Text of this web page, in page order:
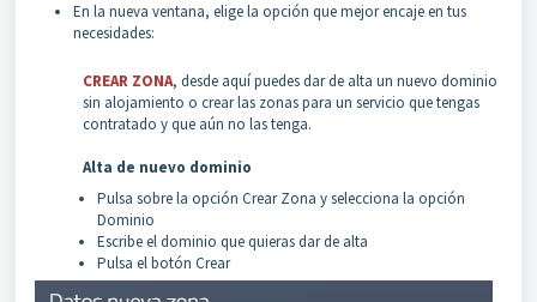
En la nueva ventana, elige la opción que mejor encaje en tus
necesidades:
CREAR ZONA, desde aquí puedes dar de alta un nuevo dominio
sin alojamiento o crear las zonas para un servicio que tengas
contratado y que aún no las tenga.
Alta de nuevo dominio
Pulsa sobre la opción Crear Zona y selecciona la opción
Dominio
Escribe el dominio que quieras dar de alta
Pulsa el botón Crear